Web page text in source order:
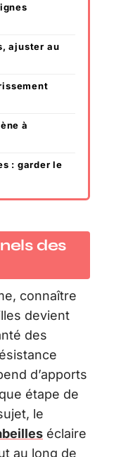
ajuster au
à
: garder le
des
connaître
devient
des
d’apports
étape de
le
éclaire
au long de